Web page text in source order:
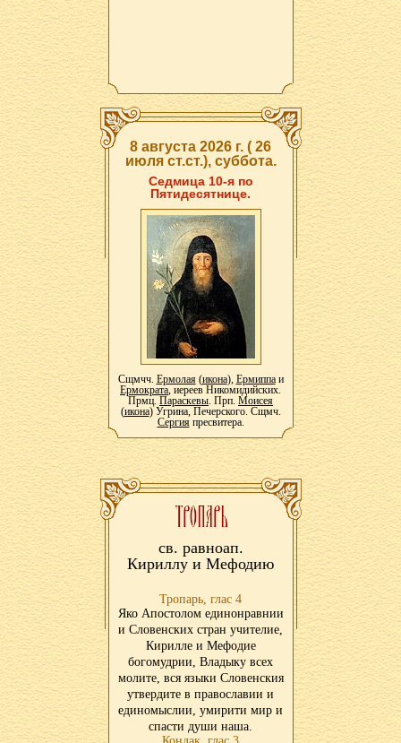
8 августа 2026 г. ( 26
июля ст.ст.), суббота.
Седмица 10-я по
Пятидесятнице.
Сщмчч. Ермолая(икона), Ермиппаи
Ермократа, иереев Никомидийских.
Прмц. Параскевы. Прп. Моисея
(икона) Угрина, Печерского. Сщмч.
Сергияпресвитера.
св. равноап.
Кириллу и Мефодию
Тропарь, глас 4
Яко Апостолом единонравнии
и Словенских стран учителие,
Кирилле и Мефодие
богомудрии, Владыку всех
молите, вся языки Словенския
утвердите в православии и
единомыслии, умирити мир и
спасти души наша.